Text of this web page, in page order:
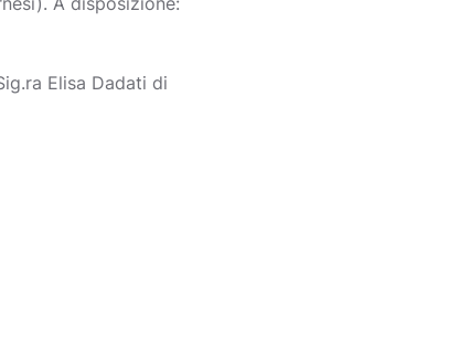
Elisa Dadati di